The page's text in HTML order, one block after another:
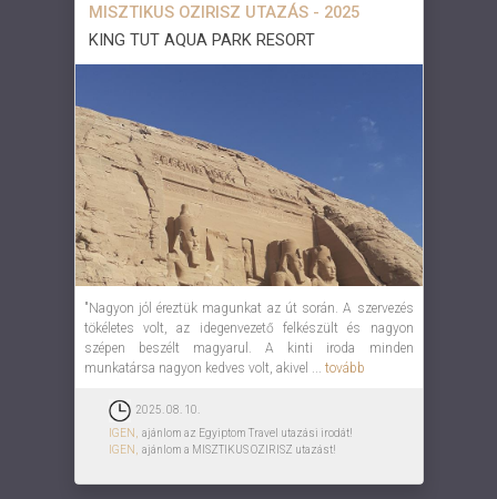
MISZTIKUS OZIRISZ UTAZÁS - 2025
KING TUT AQUA PARK RESORT
"Nagyon jól éreztük magunkat az út során. A szervezés
tökéletes volt, az idegenvezető felkészült és nagyon
szépen beszélt magyarul. A kinti iroda minden
munkatársa nagyon kedves volt, akivel ... tovább
2025. 08. 10.
IGEN,
ajánlom az Egyiptom Travel utazási irodát!
IGEN,
ajánlom a MISZTIKUS OZIRISZ utazást!